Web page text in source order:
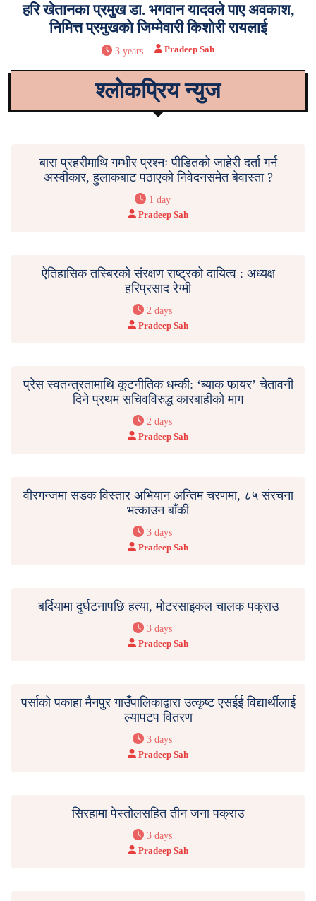
हरि खेतानका प्रमुख डा. भगवान यादवले पाए अवकाश,
निमित्त प्रमुखकाे जिम्मेवारी किशाेरी रायलाई
3 years Pradeep Sah
श्लोकप्रिय न्युज
बारा प्रहरीमाथि गम्भीर प्रश्नः पीडितको जाहेरी दर्ता गर्न
अस्वीकार, हुलाकबाट पठाएको निवेदनसमेत बेवास्ता ?
1 day
Pradeep Sah
ऐतिहासिक तस्बिरको संरक्षण राष्ट्रको दायित्व : अध्यक्ष
हरिप्रसाद रेग्मी
2 days
Pradeep Sah
प्रेस स्वतन्त्रतामाथि कूटनीतिक धम्की: ‘ब्याक फायर’ चेतावनी
दिने प्रथम सचिवविरुद्ध कारबाहीको माग
2 days
Pradeep Sah
वीरगन्जमा सडक विस्तार अभियान अन्तिम चरणमा, ८५ संरचना
भत्काउन बाँकी
3 days
Pradeep Sah
बर्दियामा दुर्घटनापछि हत्या, मोटरसाइकल चालक पक्राउ
3 days
Pradeep Sah
पर्साको पकाहा मैनपुर गाउँपालिकाद्वारा उत्कृष्ट एसईई विद्यार्थीलाई
ल्यापटप वितरण
3 days
Pradeep Sah
सिरहामा पेस्तोलसहित तीन जना पक्राउ
3 days
Pradeep Sah